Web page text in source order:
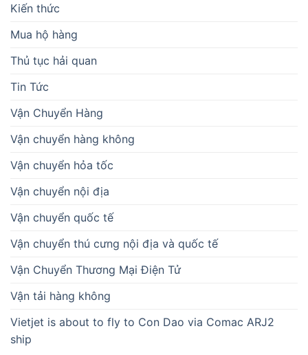
Kiến thức
Mua hộ hàng
Thủ tục hải quan
Tin Tức
Vận Chuyển Hàng
Vận chuyển hàng không
Vận chuyển hỏa tốc
Vận chuyển nội địa
Vận chuyển quốc tế
Vận chuyển thú cưng nội địa và quốc tế
Vận Chuyển Thương Mại Điện Tử
Vận tải hàng không
Vietjet is about to fly to Con Dao via Comac ARJ2
ship